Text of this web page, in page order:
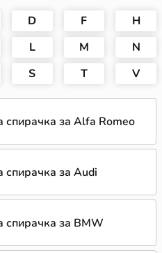
D F
H
L M
N
S T V
спирачка за Alfa Romeo
за Audi
спирачка за BMW